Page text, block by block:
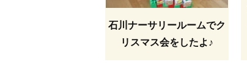
石川ナーサリールームでク
リスマス会をしたよ♪